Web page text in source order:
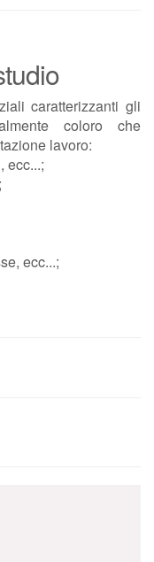
caratterizzanti gli
coloro che
lavoro:
ecc...;
ecc...;